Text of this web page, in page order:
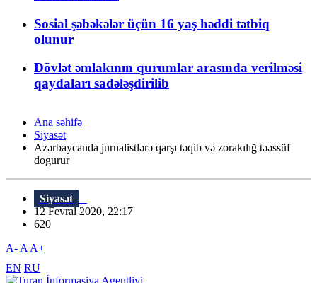
Sosial şəbəkələr üçün 16 yaş həddi tətbiq
olunur
Dövlət əmlakının qurumlar arasında verilməsi
qaydaları sadələşdirilib
Ana səhifə
Siyasət
Azərbaycanda jurnalistlərə qarşı təqib və zorakılığ təəssüf
dogurur
Siyasət
12 Fevral 2020, 22:17
620
A- A A+
EN RU